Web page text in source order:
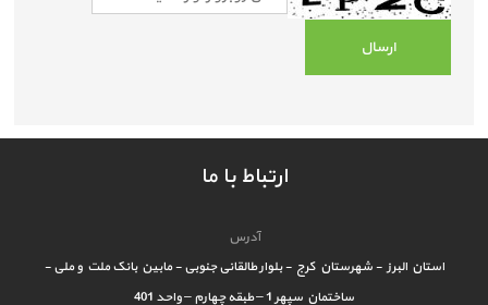
ارتباط با ما
آدرس
استان البرز - شهرستان کرج - بلوار طالقانی جنوبی - مابین بانک ملت و ملی -
ساختمان سپهر 1 – طبقه چهارم – واحد 401